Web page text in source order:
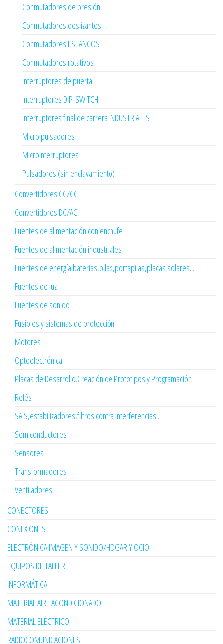
Conmutadores de presión
Conmutadores deslizantes
Conmutadores ESTANCOS
Conmutadores rotativos
Interruptores de puerta
Interruptores DIP-SWITCH
Interruptores final de carrera INDUSTRIALES
Micro pulsadores
Microinterruptores
Pulsadores (sin enclavamiento)
Convertidores CC/CC
Convertidores DC/AC
Fuentes de alimentación con enchufe
Fuentes de alimentación industriales
Fuentes de energía:baterias,pilas,portapilas,placas solares...
Fuentes de luz
Fuentes de sonido
Fusibles y sistemas de protección
Motores
Optoelectrónica
Placas de Desarrollo.Creación de Prototipos y Programación
Relés
SAIS,estabilizadores,filtros contra interferencias...
Semiconductores
Sensores
Transformadores
Ventiladores
CONECTORES
CONEXIONES
ELECTRÓNICA:IMAGEN Y SONIDO/HOGAR Y OCIO
EQUIPOS DE TALLER
INFORMÁTICA
MATERIAL AIRE ACONDICIONADO
MATERIAL ELÉCTRICO
RADIOCOMUNICACIONES